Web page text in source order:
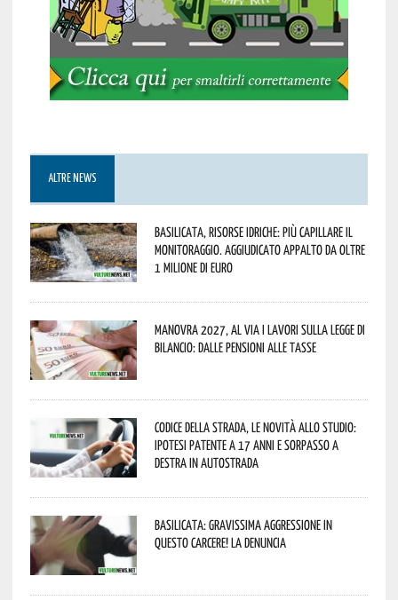
ALTRE NEWS
Basilicata, Risorse idriche: più capillare il
monitoraggio. Aggiudicato appalto da oltre
1 milione di euro
Manovra 2027, al via i lavori sulla Legge di
Bilancio: dalle pensioni alle tasse
Codice della strada, le novità allo studio:
ipotesi patente a 17 anni e sorpasso a
destra in autostrada
Basilicata: gravissima aggressione in
questo Carcere! La denuncia